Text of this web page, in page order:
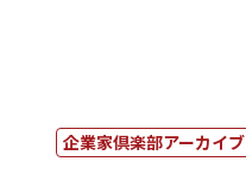
企業家倶楽部アーカイブ